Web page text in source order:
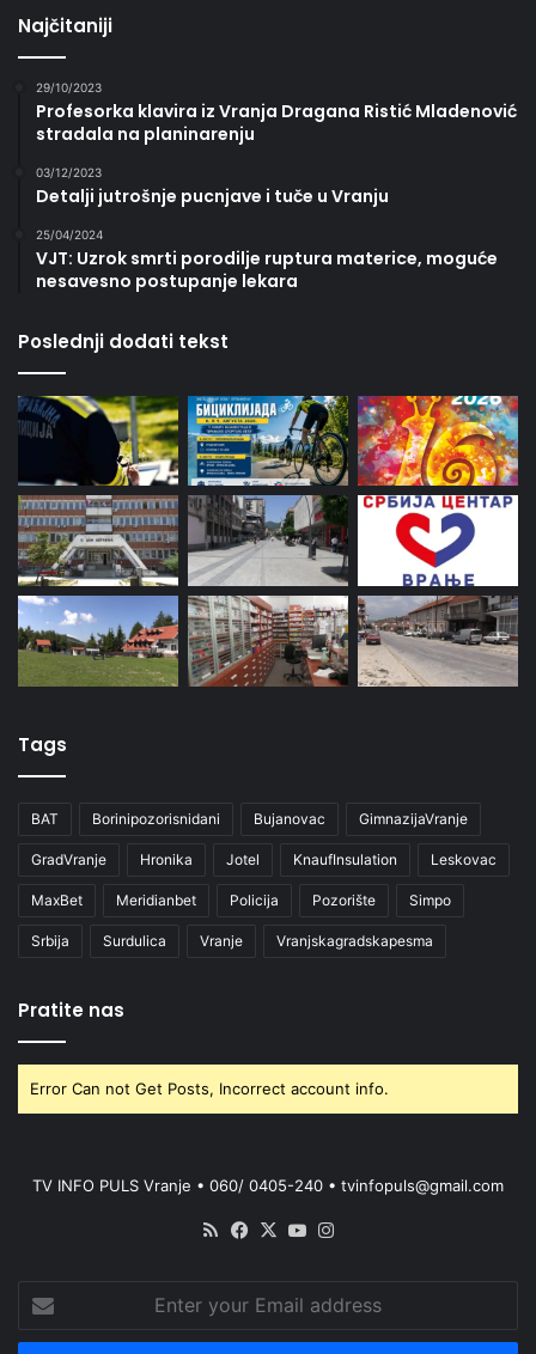
Najčitaniji
29/10/2023
Profesorka klavira iz Vranja Dragana Ristić Mladenović
stradala na planinarenju
03/12/2023
Detalji jutrošnje pucnjave i tuče u Vranju
25/04/2024
VJT: Uzrok smrti porodilje ruptura materice, moguće
nesavesno postupanje lekara
Poslednji dodati tekst
Tags
BAT Borinipozorisnidani Bujanovac GimnazijaVranje
GradVranje Hronika Jotel KnaufInsulation Leskovac
MaxBet Meridianbet Policija Pozorište Simpo
Srbija Surdulica Vranje Vranjskagradskapesma
Pratite nas
Error Can not Get Posts, Incorrect account info.
TV INFO PULS Vranje • 060/ 0405-240 • tvinfopuls@gmail.com
RSS Facebook
X YouTube
your
Email